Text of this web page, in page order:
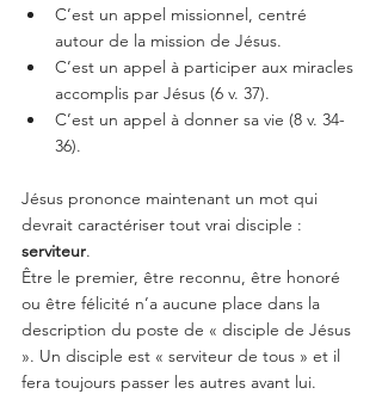
C’est un appel missionnel, centré
autour de la mission de Jésus.
C’est un appel à participer aux miracles
accomplis par Jésus (6 v. 37).
C’est un appel à donner sa vie (8 v. 34-
36).
Jésus prononce maintenant un mot qui
devrait caractériser tout vrai disciple :
serviteur.
Être le premier, être reconnu, être honoré
ou être félicité n’a aucune place dans la
description du poste de « disciple de Jésus
». Un disciple est « serviteur de tous » et il
fera toujours passer les autres avant lui.